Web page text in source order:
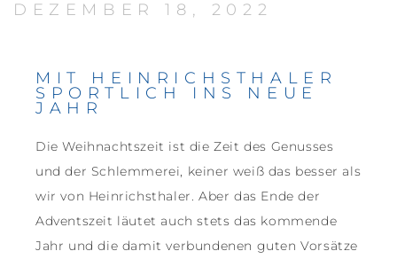
DEZEMBER 18, 2022
MIT HEINRICHSTHALER
SPORTLICH INS NEUE
JAHR
Die Weihnachtszeit ist die Zeit des Genusses
und der Schlemmerei, keiner weiß das besser als
wir von Heinrichsthaler. Aber das Ende der
Adventszeit läutet auch stets das kommende
Jahr und die damit verbundenen guten Vorsätze